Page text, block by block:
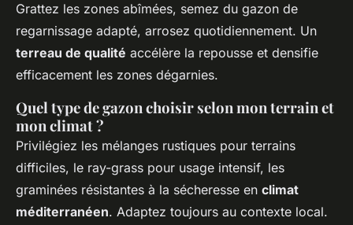
Grattez les zones abîmées, semez du gazon de
regarnissage adapté, arrosez quotidiennement. Un
terreau de qualité accélère la repousse et densifie
efficacement les zones dégarnies.
Quel type de gazon choisir selon mon terrain et
mon climat ?
Privilégiez les mélanges rustiques pour terrains
difficiles, le ray-grass pour usage intensif, les
graminées résistantes à la sécheresse en climat
méditerranéen. Adaptez toujours au contexte local.